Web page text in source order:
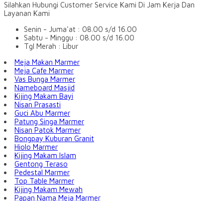
Silahkan Hubungi Customer Service Kami Di Jam Kerja Dan
Layanan Kami
Senin - Juma'at : 08.00 s/d 16.00
Sabtu - Minggu : 08.00 s/d 16.00
Tgl Merah : Libur
Meja Makan Marmer
Meja Cafe Marmer
Vas Bunga Marmer
Nameboard Masjid
Kijing Makam Bayi
Nisan Prasasti
Guci Abu Marmer
Patung Singa Marmer
Nisan Patok Marmer
Bongpay Kuburan Granit
Hiolo Marmer
Kijing Makam Islam
Gentong Teraso
Pedestal Marmer
Top Table Marmer
Kijing Makam Mewah
Papan Nama Meja Marmer